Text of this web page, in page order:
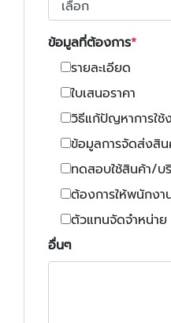
ข้อมูลที่ต้องการ
รายละเอียด
ใบเสนอราคา
วิธีแก้ปัญหาการใช้
ข้อมูลการจัดส่งสิน
ทดสอบใช้สินค้า/บ
ต้องการให้พนักง
ตัวแทนจัดจำหน่าย
อื่นๆ